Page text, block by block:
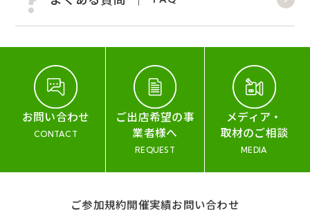
お問い合わせ
CONTACT
ご出店希望の事
業者様へ
REQUEST
メディア・
取材のご相談
MEDIA
ご参加規約開催実績お問い合わせ